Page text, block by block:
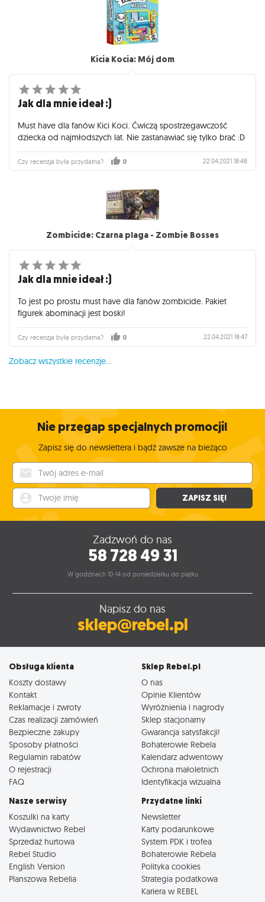
Kicia Kocia: Mój dom
Jak dla mnie ideał :)
Must have dla fanów Kici Koci. Ćwiczą spostrzegawczość
dziecka od najmłodszych lat. Nie zastanawiać się tylko brać :D
Czy recenzja była przydatna? 0 22.04.2021 18:48
Zombicide: Czarna plaga - Zombie Bosses
Jak dla mnie ideał :)
To jest po prostu must have dla fanów zombicide. Pakiet
figurek abominacji jest boski!
Czy recenzja była przydatna? 0 22.04.2021 18:47
Zobacz wszystkie recenzje...
Nie przegap specjalnych promocji!
Zapisz się do newslettera i bądź zawsze na bieżąco
ZAPISZ SIĘ!
Zadzwoń do nas
58 728 49 31
W godzinach 10-14 od poniedziałku do piątku
Napisz do nas
sklep@rebel.pl
Obsługa klienta
Koszty dostawy
Kontakt
Reklamacje i zwroty
Czas realizacji zamówień
Bezpieczne zakupy
Sposoby płatności
Regulamin rabatów
O rejestracji
FAQ
Sklep Rebel.pl
O nas
Opinie Klientów
Wyróżnienia i nagrody
Sklep stacjonarny
Gwarancja satysfakcji!
Bohaterowie Rebela
Kalendarz adwentowy
Ochrona małoletnich
Identyfikacja wizualna
Nasze serwisy
Koszulki na karty
Wydawnictwo Rebel
Sprzedaż hurtowa
Rebel Studio
English Version
Planszowa Rebelia
Przydatne linki
Newsletter
Karty podarunkowe
System PDK i trofea
Bohaterowie Rebela
Polityka cookies
Strategia podatkowa
Kariera w REBEL